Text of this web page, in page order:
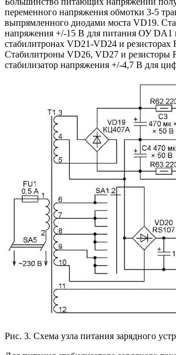
переменного напряжения обмотки 3-5
выпрямленного диодами моста VD19.
напряжения +/-15 В для питания ОУ DA1
стабилитронах VD21-VD24 и резисторах
Стабилитроны VD26, VD27 и резисторы
стабилизатор напряжения +/-4,7 В для
Рис. 3. Схема узла питания зарядного